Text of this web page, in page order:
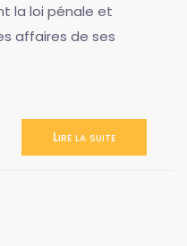
la loi pénale et
affaires de ses
Lire la suite